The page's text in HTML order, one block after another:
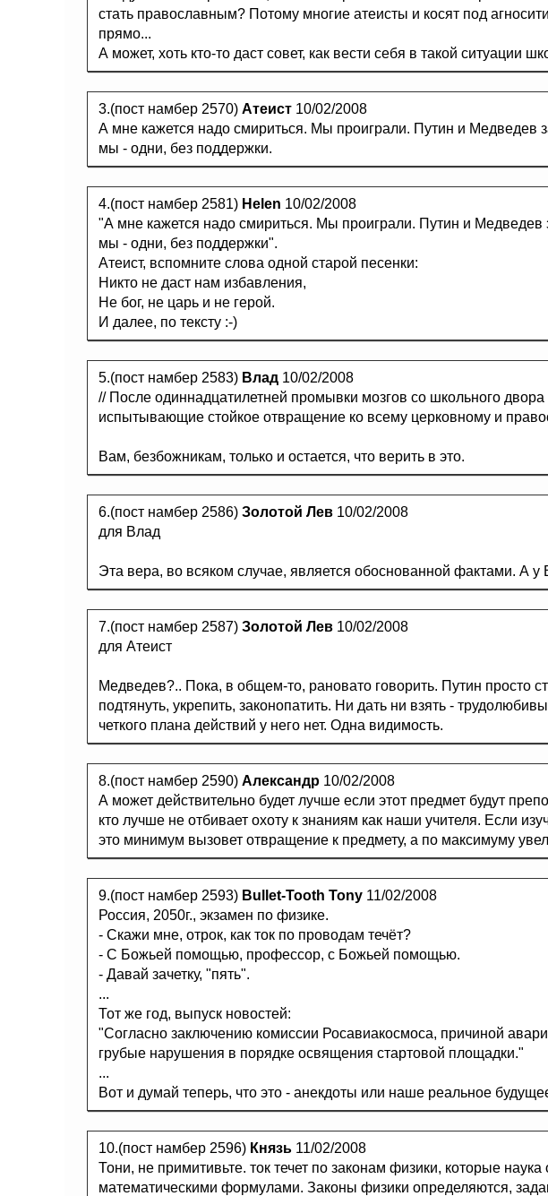
стать православным? Потому многие атеисты и косят под
прямо...
А может, хоть кто-то даст совет, как вести себя в такой ситуации
3.(пост намбер 2570) Атеист 10/02/2008
А мне кажется надо смириться. Мы проиграли. Путин и Медведев
мы - одни, без поддержки.
4.(пост намбер 2581) Helen 10/02/2008
"А мне кажется надо смириться. Мы проиграли. Путин и Медведев
мы - одни, без поддержки".
Атеист, вспомните слова одной старой песенки:
Никто не даст нам избавления,
Не бог, не царь и не герой.
И далее, по тексту :-)
5.(пост намбер 2583) Влад 10/02/2008
// После одиннадцатилетней промывки мозгов со школьного двора
испытывающие стойкое отвращение ко всему церковному и
Вам, безбожникам, только и остается, что верить в это.
6.(пост намбер 2586) Золотой Лев 10/02/2008
для Влад
Эта вера, во всяком случае, является обоснованной фактами. А у
7.(пост намбер 2587) Золотой Лев 10/02/2008
для Атеист
Медведев?.. Пока, в общем-то, рановато говорить. Путин просто
подтянуть, укрепить, законопатить. Ни дать ни взять -
четкого плана действий у него нет. Одна видимость.
8.(пост намбер 2590) Александр 10/02/2008
А может действительно будет лучше если этот предмет будут
кто лучше не отбивает охоту к знаниям как наши учителя. Если
это минимум вызовет отвращение к предмету, а по максимуму
9.(пост намбер 2593) Bullet-Tooth Tony 11/02/2008
Россия, 2050г., экзамен по физике.
- Скажи мне, отрок, как ток по проводам течёт?
- С Божьей помощью, профессор, с Божьей помощью.
- Давай зачетку, "пять".
...
Тот же год, выпуск новостей:
"Согласно заключению комиссии Росавиакосмоса, причиной
грубые нарушения в порядке освящения стартовой площадки."
...
Вот и думай теперь, что это - анекдоты или наше реальное
10.(пост намбер 2596) Князь 11/02/2008
Тони, не примитивьте. ток течет по законам физики, которые наука
математическими формулами. Законы физики определяются,